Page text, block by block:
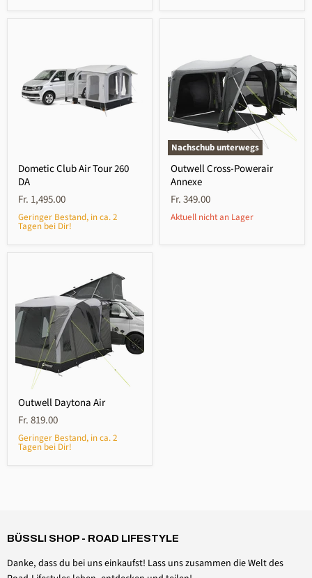
Dometic Club Air Tour 260
DA
Fr. 1,495.00
Geringer Bestand, in ca. 2
Tagen bei Dir!
Nachschub unterwegs
Outwell Cross-Powerair
Annexe
Fr. 349.00
Aktuell nicht an Lager
Outwell Daytona Air
Fr. 819.00
Geringer Bestand, in ca. 2
Tagen bei Dir!
BÜSSLI SHOP - ROAD LIFESTYLE
Danke, dass du bei uns einkaufst! Lass uns zusammen die Welt des
Zubehör Dachmütze Spannset Windschutzscheibe
Hilfreich ? Ja Teilen
Facebook
Schweiz,